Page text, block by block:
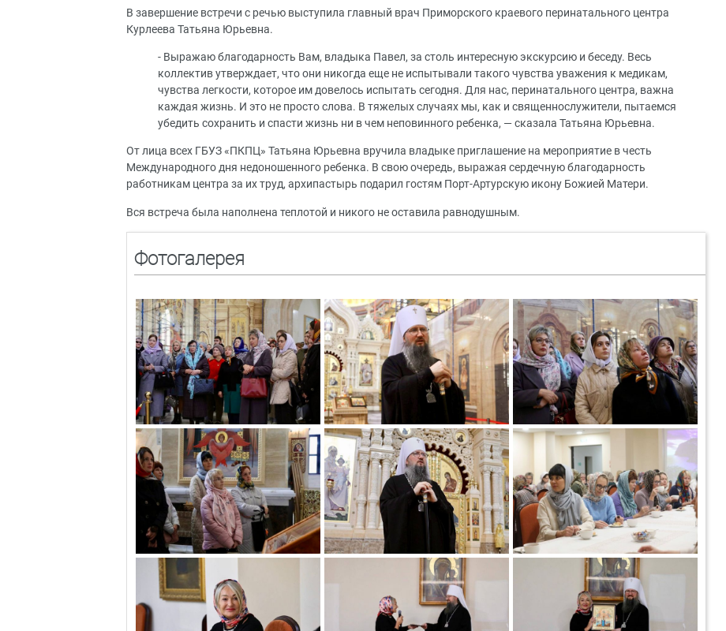
В завершение встречи с речью выступила главный врач Приморского краевого перинатального центра
Курлеева Татьяна Юрьевна.
- Выражаю благодарность Вам, владыка Павел, за столь интересную экскурсию и беседу. Весь
коллектив утверждает, что они никогда еще не испытывали такого чувства уважения к медикам,
чувства легкости, которое им довелось испытать сегодня. Для нас, перинатального центра, важна
каждая жизнь. И это не просто слова. В тяжелых случаях мы, как и священнослужители, пытаемся
убедить сохранить и спасти жизнь ни в чем неповинного ребенка, — сказала Татьяна Юрьевна.
От лица всех ГБУЗ «ПКПЦ» Татьяна Юрьевна вручила владыке приглашение на мероприятие в честь
Международного дня недоношенного ребенка. В свою очередь, выражая сердечную благодарность
работникам центра за их труд, архипастырь подарил гостям Порт-Артурскую икону Божией Матери.
Вся встреча была наполнена теплотой и никого не оставила равнодушным.
Фотогалерея